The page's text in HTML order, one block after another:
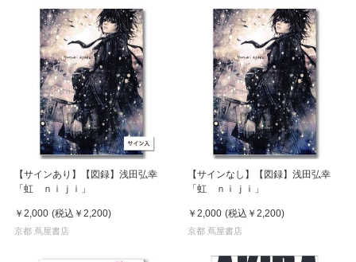
【サインあり】【図録】浅田弘幸
「虹 ｎｉｊｉ」
￥2,000 (税込 ￥2,200)
京都 蔦屋書店
【サインなし】【図録】浅田弘幸
「虹 ｎｉｊｉ」
￥2,000 (税込 ￥2,200)
京都 蔦屋書店